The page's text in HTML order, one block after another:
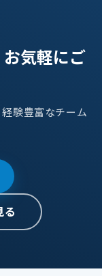
気軽にご
験豊富なチーム
る